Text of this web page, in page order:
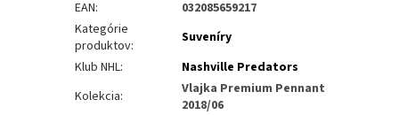
EAN:
032085659217
Kategórie
produktov:
Suveníry
Klub NHL:
Nashville Predators
Kolekcia:
Vlajka Premium Pennant
2018/06